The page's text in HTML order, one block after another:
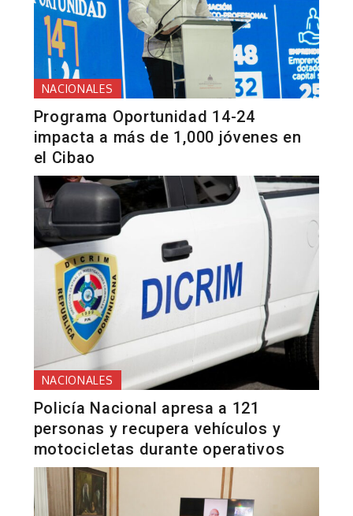
NACIONALES
Programa Oportunidad 14-24
impacta a más de 1,000 jóvenes en
el Cibao
NACIONALES
Policía Nacional apresa a 121
personas y recupera vehículos y
motocicletas durante operativos